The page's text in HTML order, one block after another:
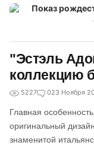
"Эстэль
коллекцию
5227 023 Ноября
Главная
оригинальный
знаменитой